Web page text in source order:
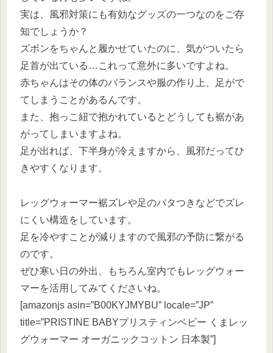
実は、風邪対策にも有効なグッズの一つなのをご存
知でしょうか？
ズボンをちゃんと履かせていたのに、気がついたら
足首が出ている…これって意外に多いですよね。
赤ちゃんはその体のバランスや服の作り上、足がで
てしまうことがあるんです。
また、抱っこ紐で抱かれているとどうしても裾があ
がってしまいますよね。
足が出れば、下半身が冷えますから、風邪だってひ
きやすくなります。
レッグウォーマー裾ズレや足のバタつきなどでズレ
にくい構造をしています。
足を冷やすことが減りますので風邪の予防に繋がる
のです。
ぜひ寒い日の外出、もちろん室内でもレッグウォー
マーを活用してみてくださいね。
[amazonjs asin=”B00KYJMYBU” locale=”JP”
title=”PRISTINE BABYプリスティンベビー くまレッ
グウォーマー オーガニックコットン 日本製”]